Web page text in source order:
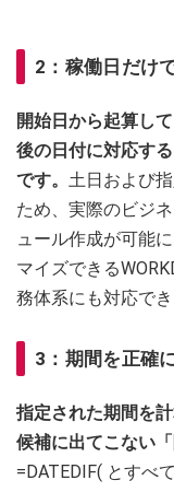
2：稼働日だけ
開始日から起算し
後の日付に対応す
です。 土日および
ため、実際のビジ
ュール作成が可能
マイズできる
務体系にも対応でき
3：期間を正確
指定された期間を
候補に出てこない「
=DATEDIF( とすべ